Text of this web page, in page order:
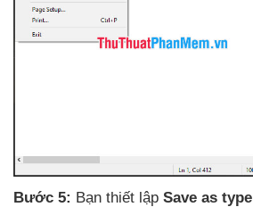
Bước 5: Bạn thiết lập Save as type